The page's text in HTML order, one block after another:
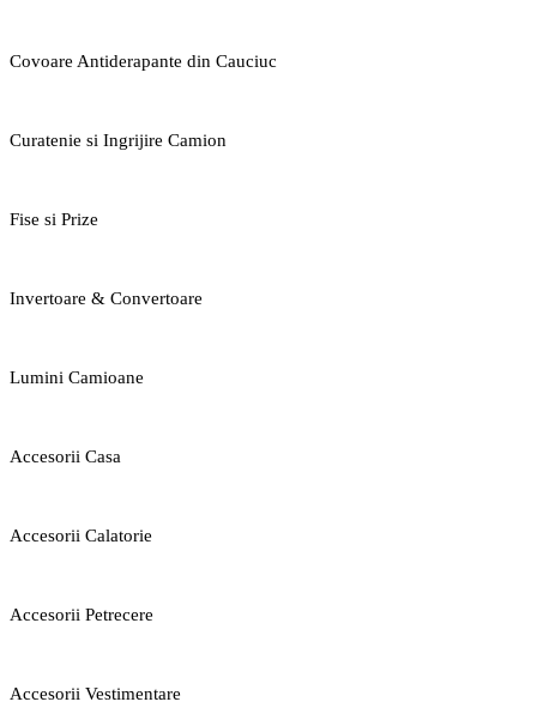
Covoare Antiderapante din Cauciuc
Curatenie si Ingrijire Camion
Fise si Prize
Invertoare & Convertoare
Lumini Camioane
Accesorii Casa
Accesorii Calatorie
Accesorii Petrecere
Accesorii Vestimentare